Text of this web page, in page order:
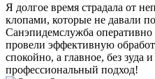
Я долгое время страдала от
клопами, которые не давали
Санэпидемслужба
провели эффективную
спокойно, а главное, без зуда
профессиональный подход!